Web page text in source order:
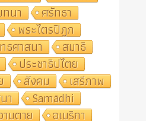
นา
ศรัทธา
พระไตรปิฎก
ธศาสนา
สมาธิ
ประชาธิปไตย
สังคม
เสรีภาพ
า
Samādhi
มตาย
อเมริกา